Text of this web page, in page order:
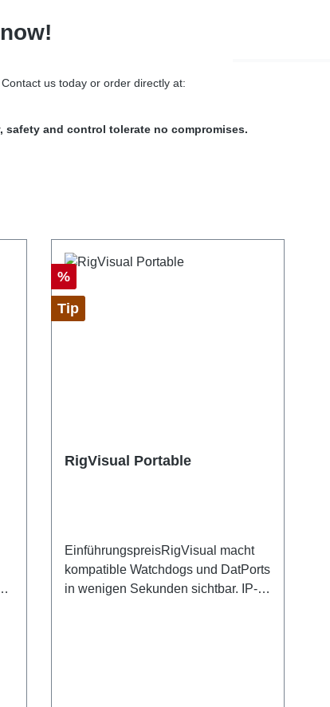
us today or order directly at:
safety and control tolerate no compromises.
Discount
%
Tip
RigVisual Portable
EinführungspreisRigVisual macht
kompatible Watchdogs und DatPorts
in wenigen Sekunden sichtbar. IP-